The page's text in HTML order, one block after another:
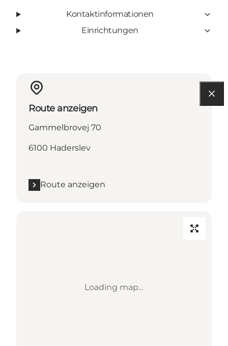
Kontaktinformationen
Einrichtungen
Route anzeigen
Gammelbrovej 70
6100 Haderslev
Route anzeigen
Loading map...